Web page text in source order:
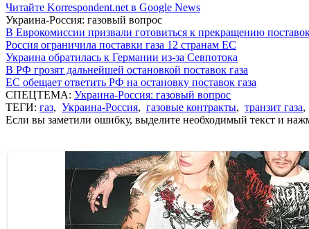
Читайте Korrespondent.net в Google News
Украина-Россия: газовый вопрос
В Еврокомиссии призвали готовиться к прекращению
Россия ограничила поставки газа 12 странам ЕС
Украина обратилась к Германии из-за Севпотока
В РФ грозят дальнейшей остановкой поставок газа
ЕС обещает ответить РФ на остановку поставок газа
СПЕЦТЕМА: Украина-Россия: газовый вопрос
ТЕГИ: газ, Украина-Россия, газовые контракты, транзит газа,
Если вы заметили ошибку, выделите необходимый текст и